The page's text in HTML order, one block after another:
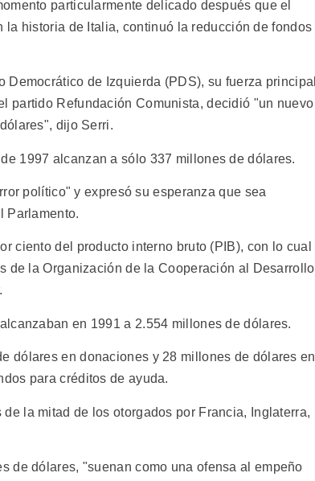
particularmente delicado después que el
historia de Italia, continuó la reducción de fondos
Democrático de Izquierda (PDS), su fuerza
partido Refundación Comunista, decidió "un nuevo
dijo Serri.
1997 alcanzan a sólo 337 millones de dólares.
político" y expresó su esperanza que sea
Parlamento.
ciento del producto interno bruto (PIB), con lo cual
de la Organización de la Cooperación al Desarrollo
en 1991 a 2.554 millones de dólares.
dólares en donaciones y 28 millones de dólares en
para créditos de ayuda.
la mitad de los otorgados por Francia, Inglaterra,
de dólares, "suenan como una ofensa al empeño